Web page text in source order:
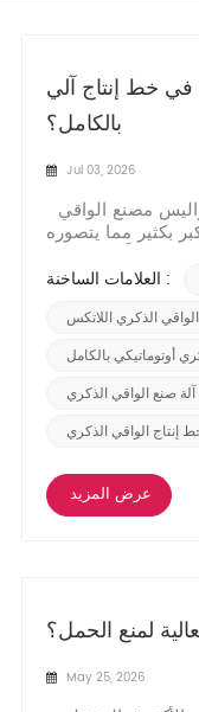
في خط إنتاج آلي
بالكامل؟
Jul 03, 2026
بكثير مما يتصوره
يتطلب سلسلة العلامات الساخنة :
الذكري اللاتكس
أوتوماتيكي بالكامل
آلة صنع الواقي الذكري
إنتاج الواقي الذكري
عرض المزيد
لمنع الحمل؟
May 25, 2026